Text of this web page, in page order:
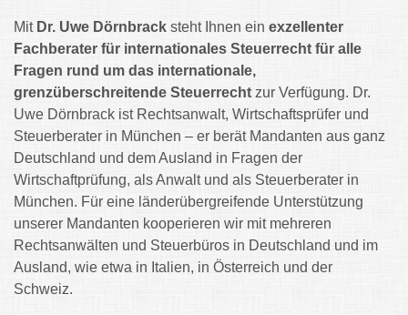
Mit Dr. Uwe Dörnbrack steht Ihnen ein exzellenter
Fachberater für internationales Steuerrecht für alle
Fragen rund um das internationale,
grenzüberschreitende Steuerrecht zur Verfügung. Dr.
Uwe Dörnbrack ist Rechtsanwalt, Wirtschaftsprüfer und
Steuerberater in München – er berät Mandanten aus ganz
Deutschland und dem Ausland in Fragen der
Wirtschaftprüfung, als Anwalt und als Steuerberater in
München. Für eine länderübergreifende Unterstützung
unserer Mandanten kooperieren wir mit mehreren
Rechtsanwälten und Steuerbüros in Deutschland und im
Ausland, wie etwa in Italien, in Österreich und der
Schweiz.